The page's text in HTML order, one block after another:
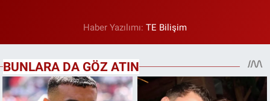
Haber Yazılımı: TE Bilişim